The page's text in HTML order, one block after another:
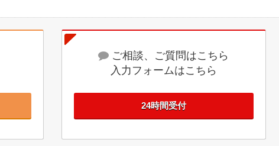
ご相談、ご質問はこちら
入力フォームはこちら
24時間受付